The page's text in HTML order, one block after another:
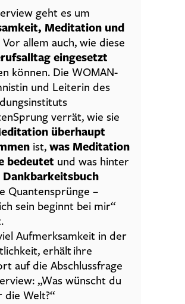
geht es um
Meditation und
Vor allem auch, wie diese
eingesetzt
können. Die WOMAN-
und Leiterin des
verrät, wie sie
überhaupt
ist, was Meditation
bedeutet und was hinter
Dankbarkeitsbuch
Quantensprünge –
sein beginnt bei mir“
Aufmerksamkeit in der
erhält ihre
auf die Abschlussfrage
„Was wünscht du
Welt?“